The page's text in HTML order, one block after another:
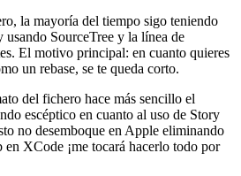
la mayoría del tiempo sigo teniendo
usando SourceTree y la línea de
El motivo principal: en cuanto quieres
un rebase, se te queda corto.
del fichero hace más sencillo el
escéptico en cuanto al uso de Story
no desemboque en Apple eliminando
XCode ¡me tocará hacerlo todo por